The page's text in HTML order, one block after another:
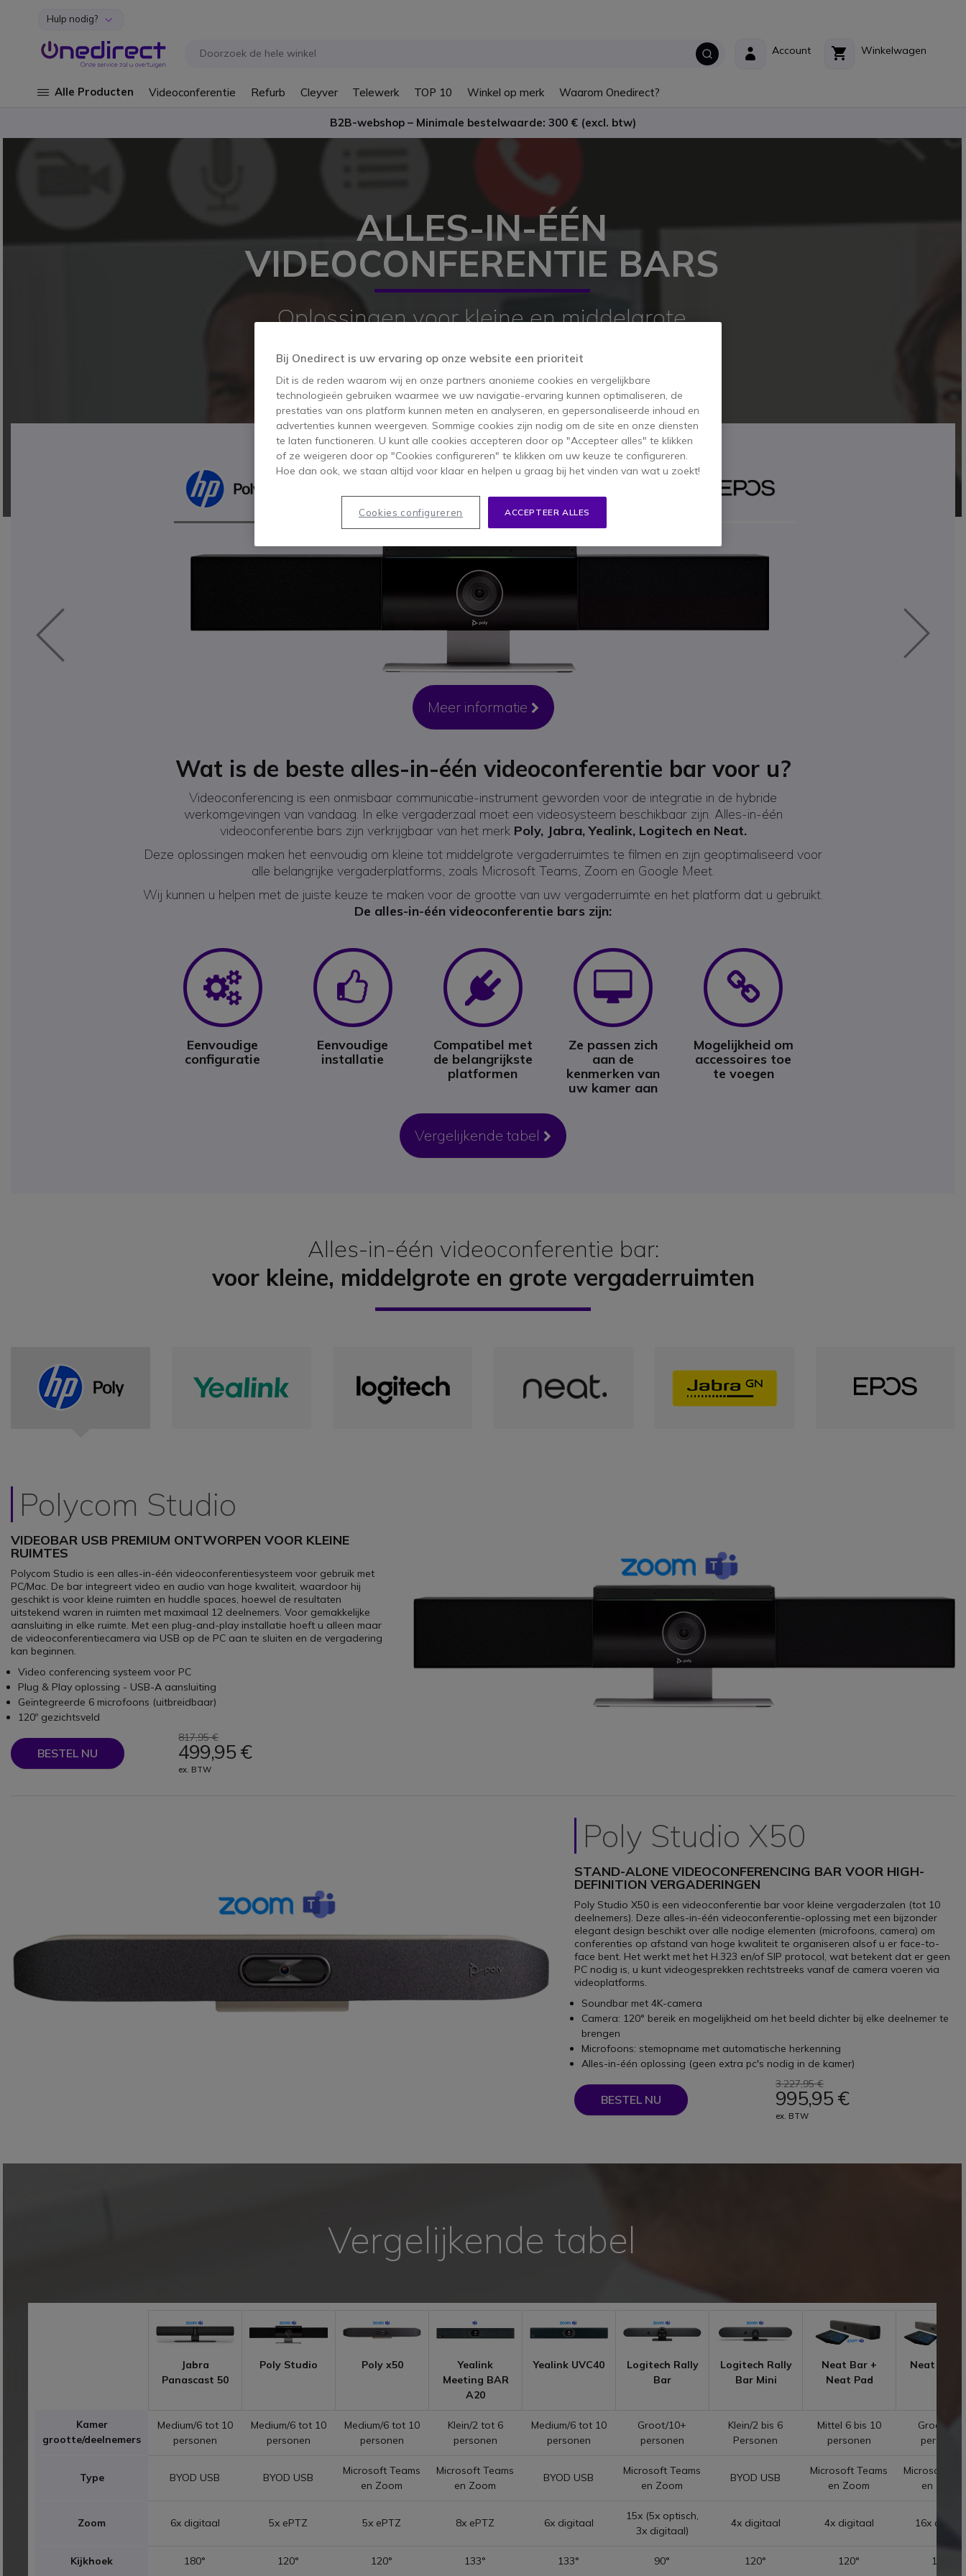
Ga naar de inhoud
Hulp nodig?
Winkelwagen
Account
Alle Producten Videoconferentie Refurb Cleyver Telewerk TOP 10 Winkel op merk Waarom Onedirect?
B2B-webshop – Minimale bestelwaarde: 300 € (excl. btw)
ALLES-IN-ÉÉN
VIDEOCONFERENTIE BARS
Oplossingen voor kleine en middelgrote
Meer informatie Icon
Wat is de beste alles-in-één videoconferentie bar voor u?
Videoconferencing is een onmisbaar communicatie-instrument geworden voor de integratie in de hybride
werkomgevingen van vandaag. In elke vergaderzaal moet een videosysteem beschikbaar zijn. Alles-in-één
videoconferentie bars zijn verkrijgbaar van het merk Poly, Jabra, Yealink, Logitech en Neat.
Deze oplossingen maken het eenvoudig om kleine tot middelgrote vergaderruimtes te filmen en zijn geoptimaliseerd voor
alle belangrijke vergaderplatforms, zoals Microsoft Teams, Zoom en Google Meet.
Wij kunnen u helpen met de juiste keuze te maken voor de grootte van uw vergaderruimte en het platform dat u gebruikt.
De alles-in-één videoconferentie bars zijn:
Icon
Eenvoudige
configuratie
Icon
Eenvoudige
installatie
Icon
Compatibel met
de belangrijkste
platformen
Icon
Ze passen zich
aan de
kenmerken van
uw kamer aan
Icon
Mogelijkheid om
accessoires toe
te voegen
Vergelijkende tabel Icon
Alles-in-één videoconferentie bar:
voor kleine, middelgrote en grote vergaderruimten
Polycom Studio
VIDEOBAR USB PREMIUM ONTWORPEN VOOR KLEINE
RUIMTES
Polycom Studio is een alles-in-één videoconferentiesysteem voor gebruik met
PC/Mac. De bar integreert video en audio van hoge kwaliteit, waardoor hij
geschikt is voor kleine ruimten en huddle spaces, hoewel de resultaten
uitstekend waren in ruimten met maximaal 12 deelnemers. Voor gemakkelijke
aansluiting in elke ruimte. Met een plug-and-play installatie hoeft u alleen maar
de videoconferentiecamera via USB op de PC aan te sluiten en de vergadering
kan beginnen.
Video conferencing systeem voor PC
Plug & Play oplossing - USB-A aansluiting
Geïntegreerde 6 microfoons (uitbreidbaar)
120º gezichtsveld
BESTEL NU
817,95 €
499,95 €
ex. BTW
Poly Studio X50
STAND-ALONE VIDEOCONFERENCING BAR VOOR HIGH-
DEFINITION VERGADERINGEN
Poly Studio X50 is een videoconferentie bar voor kleine vergaderzalen (tot 10
deelnemers). Deze alles-in-één videoconferentie-oplossing met een bijzonder
elegant design beschikt over alle nodige elementen (microfoons, camera) om
conferenties op afstand van hoge kwaliteit te organiseren alsof u er face-to-
face bent. Het werkt met het H.323 en/of SIP protocol, wat betekent dat er geen
PC nodig is, u kunt videogesprekken rechtstreeks vanaf de camera voeren via
videoplatforms.
Soundbar met 4K-camera
Camera: 120° bereik en mogelijkheid om het beeld dichter bij elke deelnemer te
brengen
Microfoons: stemopname met automatische herkenning
Alles-in-één oplossing (geen extra pc's nodig in de kamer)
BESTEL NU
3.227,95 €
995,95 €
ex. BTW
Vergelijkende tabel
Jabra
Panascast 50
Poly Studio Poly x50
Yealink
Meeting BAR
A20
Yealink UVC40
Logitech Rally
Bar
Logitech Rally
Bar Mini
Neat Bar +
Neat Pad
Neat Bar
Kamer
grootte/deelnemers
Medium/6 tot 10
personen
Medium/6 tot 10
personen
Medium/6 tot 10
personen
Klein/2 tot 6
personen
Medium/6 tot 10
personen
Groot/10+
personen
Klein/2 bis 6
Personen
Mittel 6 bis 10
personen
Groot/
personen
Type BYOD USB BYOD USB
Microsoft Teams
en Zoom
Microsoft Teams
en Zoom
BYOD USB
Microsoft Teams
en Zoom
BYOD USB
Microsoft Teams
en Zoom
Microsoft
en Zoom
Zoom 6x digitaal 5x ePTZ 5x ePTZ 8x ePTZ 6x digitaal
15x (5x optisch,
3x digitaal)
4x digitaal 4x digitaal 16x
Kijkhoek 180° 120° 120° 133° 133° 90° 120° 120° 113°
Bij Onedirect is uw ervaring op onze website een prioriteit
Dit is de reden waarom wij en onze partners anonieme cookies en vergelijkbare
technologieën gebruiken waarmee we uw navigatie-ervaring kunnen optimaliseren, de
prestaties van ons platform kunnen meten en analyseren, en gepersonaliseerde inhoud en
advertenties kunnen weergeven. Sommige cookies zijn nodig om de site en onze diensten
te laten functioneren. U kunt alle cookies accepteren door op "Accepteer alles" te klikken
of ze weigeren door op "Cookies configureren" te klikken om uw keuze te configureren.
Hoe dan ook, we staan altijd voor klaar en helpen u graag bij het vinden van wat u zoekt!
ACCEPTEER ALLES
Cookies configureren